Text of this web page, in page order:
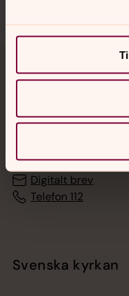
Jourhavande
Akut samtals- och
med en präst på
Chatt
Digitalt brev
Telefon 112
Svenska kyrkan